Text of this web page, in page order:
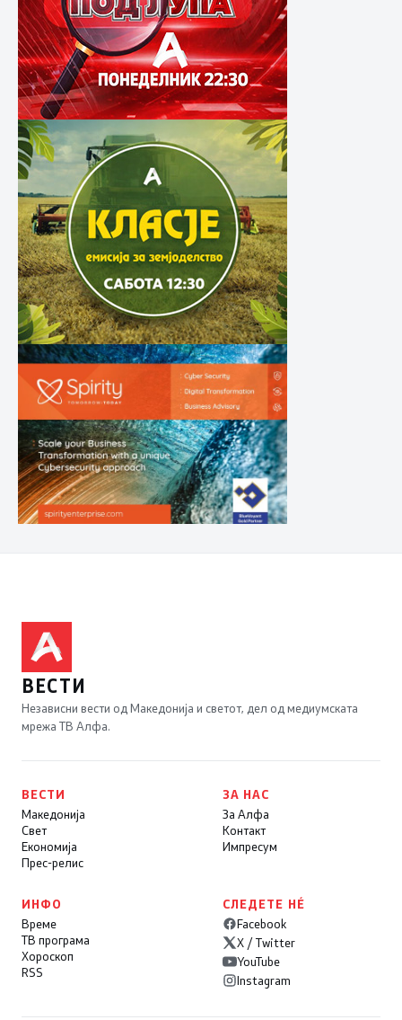
ВЕСТИ
Независни вести од Македонија и светот, дел од медиумската
мрежа ТВ Алфа.
ВЕСТИ
Македонија
Свет
Економија
Прес-релис
ЗА НАС
За Алфа
Контакт
Импресум
ИНФО
Време
ТВ програма
Хороскоп
RSS
СЛЕДЕТЕ НÉ
Facebook
X / Twitter
YouTube
Instagram